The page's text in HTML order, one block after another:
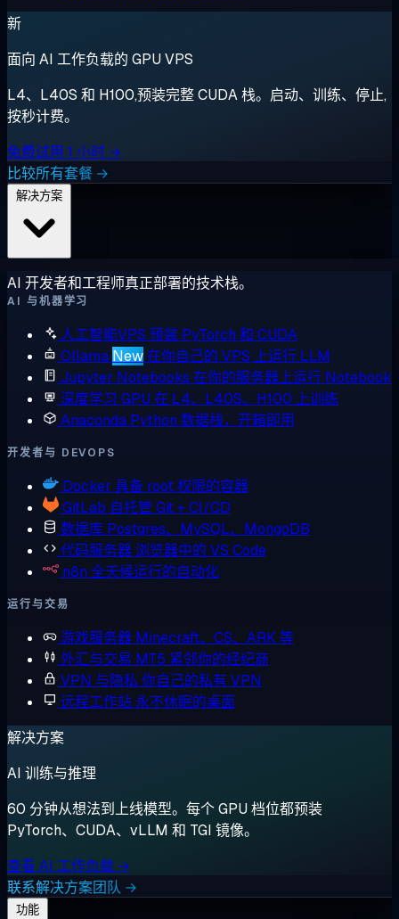
新
面向 AI 工作负载的 GPU VPS
L4、L40S 和 H100,预装完整 CUDA 栈。启动、训练、停止,
按秒计费。
免费试用 1 小时 →
比较所有套餐 →
AI 开发者和工程师真正部署的技术栈。
AI 与机器学习
人工智能VPS 预装 PyTorch 和 CUDA
Ollama New在你自己的 VPS 上运行 LLM
Jupyter Notebooks 在你的服务器上运行 Notebook
深度学习 GPU 在 L4、L40S、H100 上训练
Anaconda Python 数据栈，开箱即用
开发者与 DEVOPS
Docker 具备 root 权限的容器
GitLab 自托管 Git + CI/CD
数据库 Postgres、MySQL、MongoDB
代码服务器 浏览器中的 VS Code
n8n 全天候运行的自动化
运行与交易
游戏服务器 Minecraft、CS、ARK 等
外汇与交易 MT5 紧邻你的经纪商
VPN 与隐私 你自己的私有 VPN
远程工作站 永不休眠的桌面
解决方案
AI 训练与推理
60 分钟从想法到上线模型。每个 GPU 档位都预装
PyTorch、CUDA、vLLM 和 TGI 镜像。
查看 AI 工作负载 →
联系解决方案团队 →